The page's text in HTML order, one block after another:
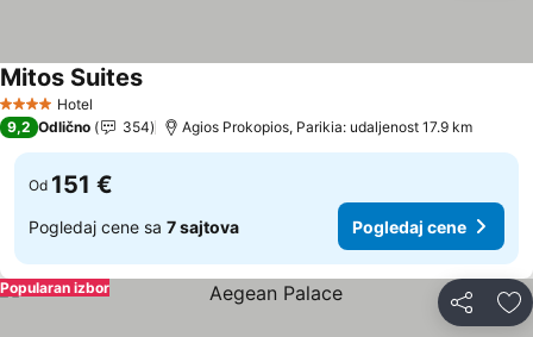
4 ZvezdiceHotel
Mitos Suites
9,2 Odlično 354 Agios Prokopios, Parikia: udaljenost 17.9 km
Od 151 €
Pogledaj cene sa 7 sajtova Pogledaj cene
Deli
Popularan izbor